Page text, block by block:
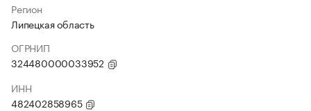
Регион
Липецкая область
ОГРНИП
324480000033952
ИНН
482402858965